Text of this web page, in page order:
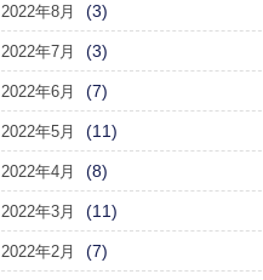
2022年8月 (3)
2022年7月 (3)
2022年6月 (7)
2022年5月 (11)
2022年4月 (8)
2022年3月 (11)
2022年2月 (7)